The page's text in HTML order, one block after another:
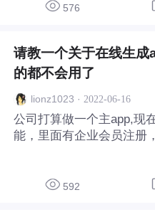
576
请教一个关于在线生
的都不会用了
lionz1023 · 2022-06-16
公司打算做一个主app,现
能，里面有企业会员注册
载或者扫码下载来使用。
592